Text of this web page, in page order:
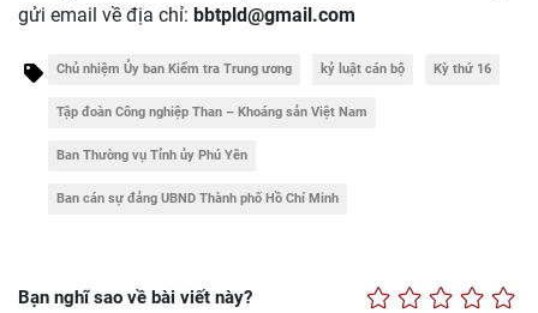
gửi email về địa chỉ: bbtpld@gmail.com
Chủ nhiệm Ủy ban Kiểm tra Trung ương kỷ luật cán bộ Kỳ thứ 16
Tập đoàn Công nghiệp Than – Khoáng sản Việt Nam
Ban Thường vụ Tỉnh ủy Phú Yên
Ban cán sự đảng UBND Thành phố Hồ Chí Minh
Bạn nghĩ sao về bài viết này?